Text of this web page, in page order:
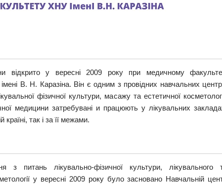
відкрито у вересні 2009 року при медичному
імені В. Н. Каразіна. Він є одним з провідних навчальних
фізичної культури, масажу та естетичної
медицини затребувані и працюють у лікувальних
так і за її межами.
питань лікувально-фізичної культури, лікувального
у вересні 2009 року було засновано Навчальній